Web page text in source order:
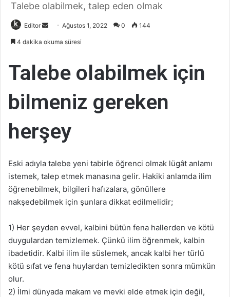
Talebe olabilmek, talep eden olmak
Editor
Bir
Ağustos 1, 2022 0 144
4 dakika okuma süresi
Talebe olabilmek için
bilmeniz gereken
herşey
Eski adıyla talebe yeni tabirle öğrenci olmak lügât anlamı
istemek, talep etmek manasına gelir. Hakiki anlamda ilim
öğrenebilmek, bilgileri hafızalara, gönüllere
nakşedebilmek için şunlara dikkat edilmelidir;
1) Her şeyden evvel, kalbini bütün fena hallerden ve kötü
duygulardan temizlemek. Çünkü ilim öğrenmek, kalbin
ibadetidir. Kalbi ilim ile süslemek, ancak kalbi her türlü
kötü sıfat ve fena huylardan temizledikten sonra mümkün
olur.
2) İlmi dünyada makam ve mevki elde etmek için değil,